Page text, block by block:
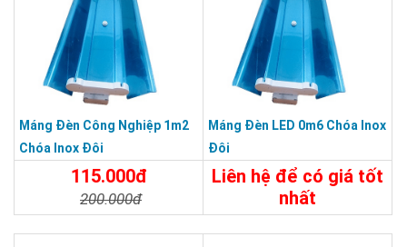
Máng Đèn Công Nghiệp 1m2
Chóa Inox Đôi
115.000đ
200.000đ
Máng Đèn LED 0m6 Chóa Inox
Đôi
Liên hệ để có giá tốt
nhất